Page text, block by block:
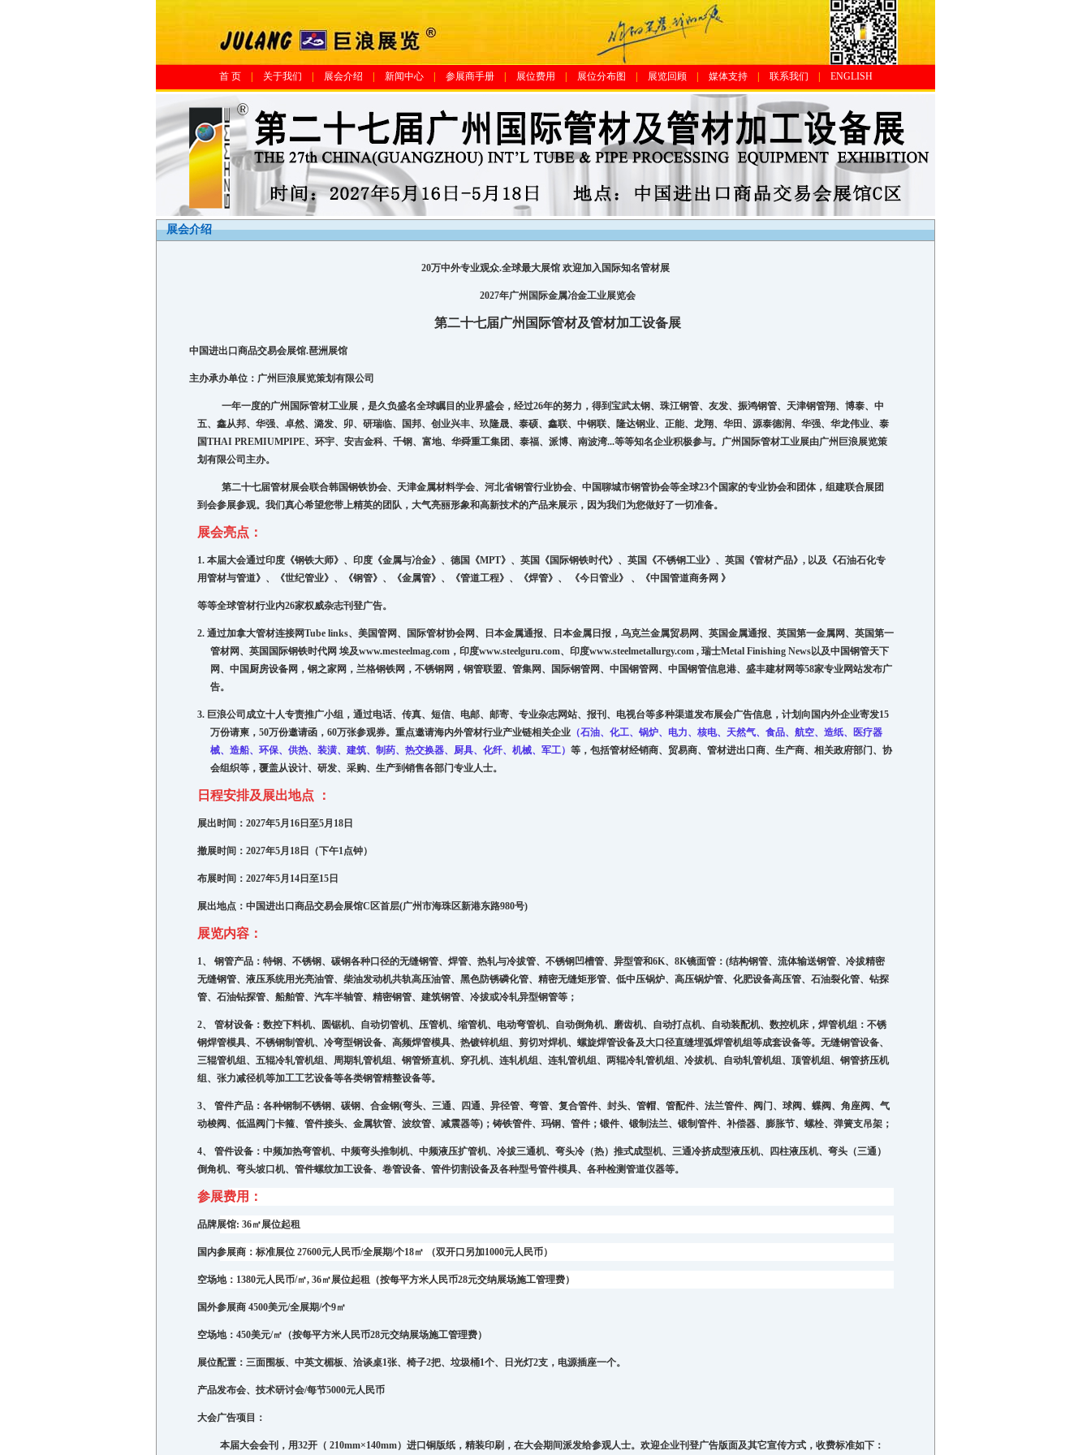
首 页 关于我们 展会介绍 新闻中心 参展商手册| 展位费用 展位分布图 展览回顾 媒体支持| 联系我们 ENGLISH
展会介绍
20万中外专业观众.全球最大展馆 欢迎加入国际知名管材展
2027年广州国际金属冶金工业展览会
第二十七届广州国际管材及管材加工设备展
中国进出口商品交易会展馆.琶洲展馆
主办承办单位：广州巨浪展览策划有限公司
一年一度的广州国际管材工业展，是久负盛名全球瞩目的业界盛会，经过26年的努力，得到宝武太钢、珠江钢管、友发、振鸿钢管、天津钢管翔、博泰、中
五、鑫从邦、华强、卓然、潞发、卯、研瑞临、国邦、创业兴丰、玖隆晟、泰硕、鑫联、中钢联、隆达钢业、正能、龙翔、华田、源泰德润、华强、华龙伟业、泰
国THAI PREMIUMPIPE、环宇、安吉金科、千钢、富地、华舜重工集团、泰福、派博、南波湾...等等知名企业积极参与。广州国际管材工业展由广州巨浪展览策
划有限公司主办。
第二十七届管材展会联合韩国钢铁协会、天津金属材料学会、河北省钢管行业协会、中国聊城市钢管协会等全球23个国家的专业协会和团体，组建联合展团
到会参展参观。我们真心希望您带上精英的团队，大气亮丽形象和高新技术的产品来展示，因为我们为您做好了一切准备。
展会亮点 ：
1. 本届大会通过印度《钢铁大师》、印度《金属与冶金》、德国《MPT》、英国《国际钢铁时代》、英国《不锈钢工业》、英国《管材产品》, 以及《石油石化专
用管材与管道》、《世纪管业》、《钢管》、《金属管》、《管道工程》、《焊管》、 《今日管业》 、 《中国管道商务网 》
等等全球管材行业内26家权威杂志刊登广告。
2. 通过加拿大管材连接网Tube links、美国管网、国际管材协会网、日本金属通报、日本金属日报，乌克兰金属贸易网、英国金属通报、英国第一金属网、英国第一
管材网、英国国际钢铁时代网 埃及www.mesteelmag.com ，印度www.steelguru.com、印度www.steelmetallurgy.com ,瑞士Metal Finishing News以及中国钢管天下
网、中国厨房设备网，钢之家网，兰格钢铁网，不锈钢网，钢管联盟、管集网、国际钢管网、中国钢管网、中国钢管信息港、盛丰建材网等58家专业网站发布广
告。
3. 巨浪公司成立十人专责推广小组，通过电话、传真、短信、电邮、邮寄、专业杂志网站、报刊、电视台等多种渠道发布展会广告信息，计划向国内外企业寄发15
万份请柬，50万份邀请函，60万张参观券。重点邀请海内外管材行业产业链相关企业 （石油、化工、锅炉、 电力、核电、 天然气、食品、航空、造纸、医疗器
械、造船、环保、供热、装潢、建筑、制药、热交换器、厨具、化纤、机械、军工）等，包括管材经销商、贸易商、管材进出口商、生产商、相关政府部门、协
会组织等，覆盖从设计、研发、采购、生产到销售各部门专业人士。
日程安排及展出地点 ：
展出时间： 2027年5月 16 日至5月 18 日
撤展时间： 2027年5月 18 日（下午1点钟）
布展时间： 2027年5月 14 日至15 日
展出地点： 中国进出口商品交易会展馆C 区首层(广州市海珠区新港东路980号)
展览内容：
1、 钢管产品：特钢、不锈钢、碳钢各种口径的无缝钢管、焊管、热轧与冷拔管、 不锈钢凹槽管、异型管和6K、8K镜面管 ：(结构钢管、流体输送钢管、冷拔精密
无缝钢管、液压系统用光亮油管、柴油发动机共轨高压油管、黑色防锈磷化管、精密无缝矩形管、低中压锅炉、高压锅炉管、化肥设备高压管、石油裂化管、钻探
管、石油钻探管、船舶管、汽车半轴管、精密钢管、建筑钢管、冷拔或冷轧异型钢管等；
2、 管材设备： 数控下料机、圆锯机、 自动切管机、 压管机、缩管机、电动弯管机、自动倒角机、磨齿机、 自动打点机、自动装配机、数控机床，焊管机组：不锈
钢焊管模具、不锈钢制管机、冷弯型钢设备、高频焊管模具、热镀锌机组、剪切对焊机、螺旋焊管设备及大口径直缝埋弧焊管机组等成套设备等。无缝钢管设备、
三辊管机组、五辊冷轧管机组、周期轧管机组、钢管矫直机、穿孔机、连轧机组、连轧管机组、两辊冷轧管机组、冷拔机、自动轧管机组、顶管机组、钢管挤压机
组、张力减径机等加工工艺设备等各类钢管精整设备等。
3、 管件产品：各种钢制不锈钢、碳钢、合金钢(弯头、三通、四通、异径管、弯管、复合管件、封头、管帽、管配件、法兰管件、阀门、 球阀、蝶阀、角座阀、气
动梭阀、低温阀门卡箍、管件接头、金属软管、波纹管、减震器等)；铸铁管件、玛钢、管件；锻件、锻制法兰、锻制管件、补偿器、膨胀节、螺栓、弹簧支吊架；
4、 管件设备：中频加热弯管机、中频弯头推制机、中频液压扩管机、冷拔三通机、弯头冷（热）推式成型机、三通冷挤成型液压机、四柱液压机、弯头（三通）
倒角机、弯头坡口机、管件螺纹加工设备、卷管设备、管件切割设备及各种型号管件模具、各种检测管道仪器等。
参展费用：
品牌展馆: 36㎡展位起租
国内参展商 ：标准展位 27600元人民币/全展期/个18㎡ （双开口另加1000元人民币）
空场地： 1380元人民币/㎡, 36㎡展位起租 （按每平方米人民币28元交纳展场施工管理费）
国外参展商 4500美元/全展期/个9㎡
空场地： 450美元/㎡（按每平方米人民币28元交纳展场施工管理费）
展位配置：三面围板、中英文楣板、洽谈桌1张、椅子2把、垃圾桶1个、日光灯2支， 电源插座一个。
产品发布会、技术研讨会/每节5000元人民币
大会广告项目：
本届大会会刊，用32开（ 210mm×140mm）进口铜版纸，精装印刷，在大会期间派发给参观人士。欢迎企业刊登广告版面及其它宣传方式，收费标准如下：